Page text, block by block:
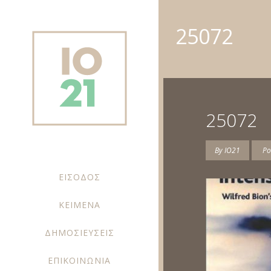
ΕΙΣΟΔΟΣ
ΚΕΙΜΕΝΑ
ΔΗΜΟΣΙΕΥΣΕΙΣ
ΕΠΙΚΟΙΝΩΝΙΑ
25072
25072
ByIO21